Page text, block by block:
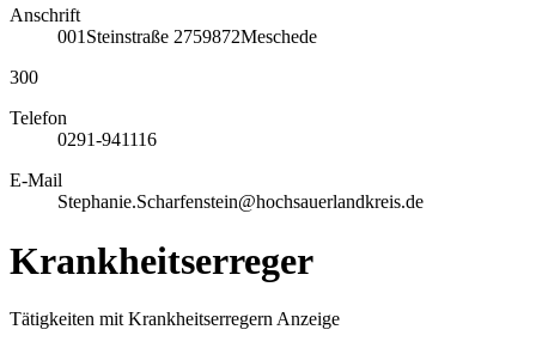
Anschrift
001 Steinstraße 2759872Meschede
300
Telefon
0291-941116
E-Mail
Stephanie.Scharfenstein@hochsauerlandkreis.de
Krankheitserreger
Tätigkeiten mit Krankheitserregern Anzeige